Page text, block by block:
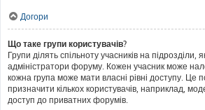
Догори
Що таке групи користувачів?
Групи ділять спільноту учасників на підрозділи,
адміністратори форуму. Кожен учасник може
кожна група може мати власні рівні доступу. Це
призначити кількох користувачів, наприклад,
доступ до приватних форумів.